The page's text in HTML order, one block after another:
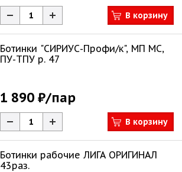
В корзину
Ботинки "СИРИУС-Профи/к", МП МС,
ПУ-ТПУ р. 47
1 890 ₽/пар
В корзину
Ботинки рабочие ЛИГА ОРИГИНАЛ
43раз.